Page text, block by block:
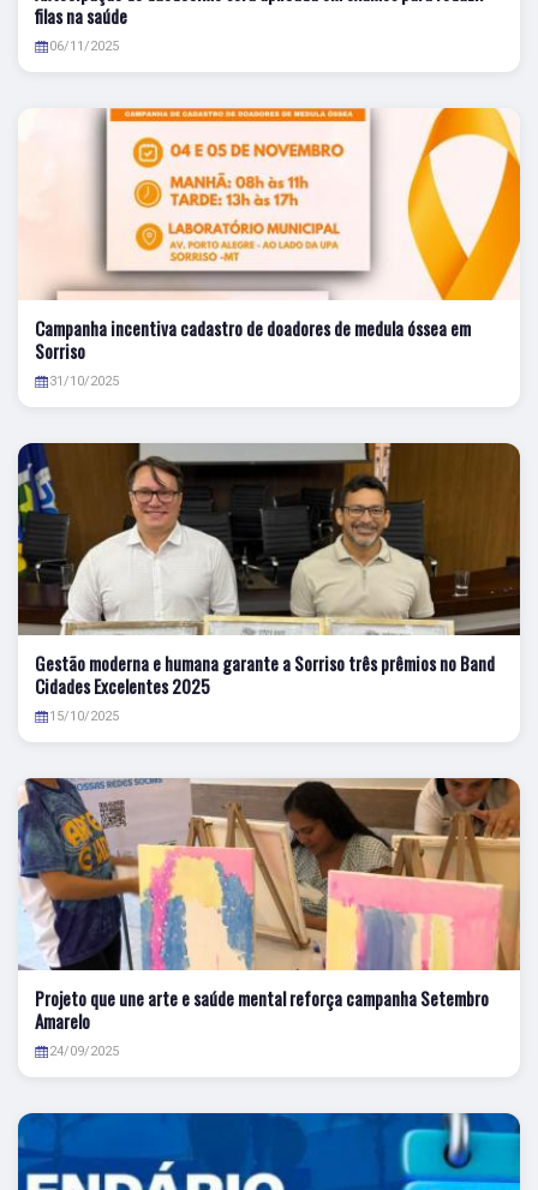
filas na saúde
06/11/2025
Campanha incentiva cadastro de doadores de medula óssea em
Sorriso
31/10/2025
Gestão moderna e humana garante a Sorriso três prêmios no Band
Cidades Excelentes 2025
15/10/2025
Projeto que une arte e saúde mental reforça campanha Setembro
Amarelo
24/09/2025